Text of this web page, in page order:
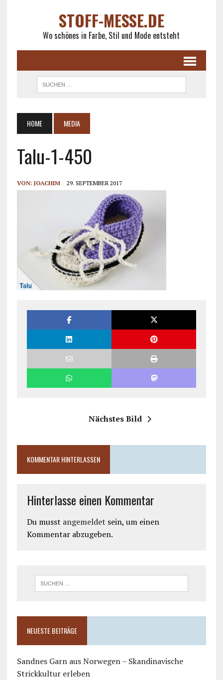
STOFF-MESSE.DE
Wo schönes in Farbe, Stil und Mode entsteht
HOME MEDIA
Talu-1-450
VON: JOACHIM 29. SEPTEMBER 2017
Nächstes Bild
KOMMENTAR HINTERLASSEN
Hinterlasse einen Kommentar
Du musst angemeldet sein, um einen
Kommentar abzugeben.
NEUESTE BEITRÄGE
Sandnes Garn aus Norwegen – Skandinavische
Strickkultur erleben